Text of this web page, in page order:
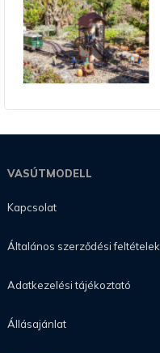
VASÚTMODELL
Kapcsolat
Általános szerződési feltételek
Adatkezelési tájékoztató
Állásajánlat